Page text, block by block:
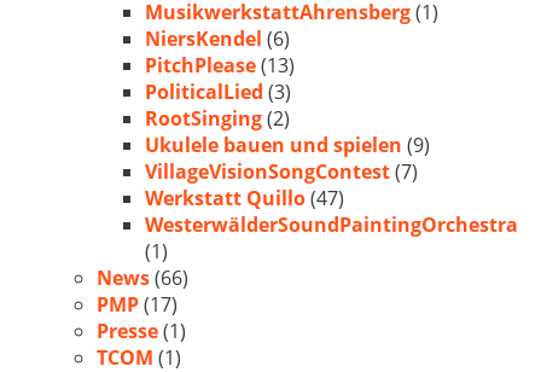
MusikwerkstattAhrensberg(1)
NiersKendel (6)
PitchPlease(13)
PoliticalLied (3)
RootSinging(2)
Ukulele bauen und spielen (9)
VillageVisionSongContest(7)
Werkstatt Quillo(47)
WesterwälderSoundPaintingOrchestra
(1)
News(66)
PMP(17)
Presse(1)
TCOM (1)